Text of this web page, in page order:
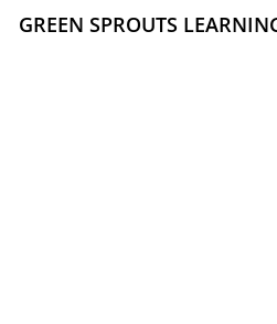
GREEN SPROUTS